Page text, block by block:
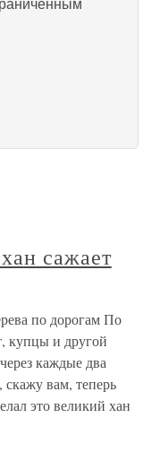
сажает
по дорогам По
купцы и другой
каждые два
скажу вам, теперь
это великий хан